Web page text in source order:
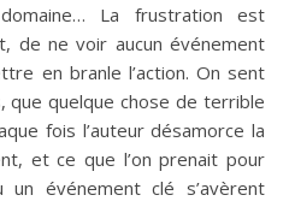
La frustration est
de ne voir aucun événement
en branle l’action. On sent
que quelque chose de terrible
fois l’auteur désamorce la
et ce que l’on prenait pour
un événement clé s’avèrent